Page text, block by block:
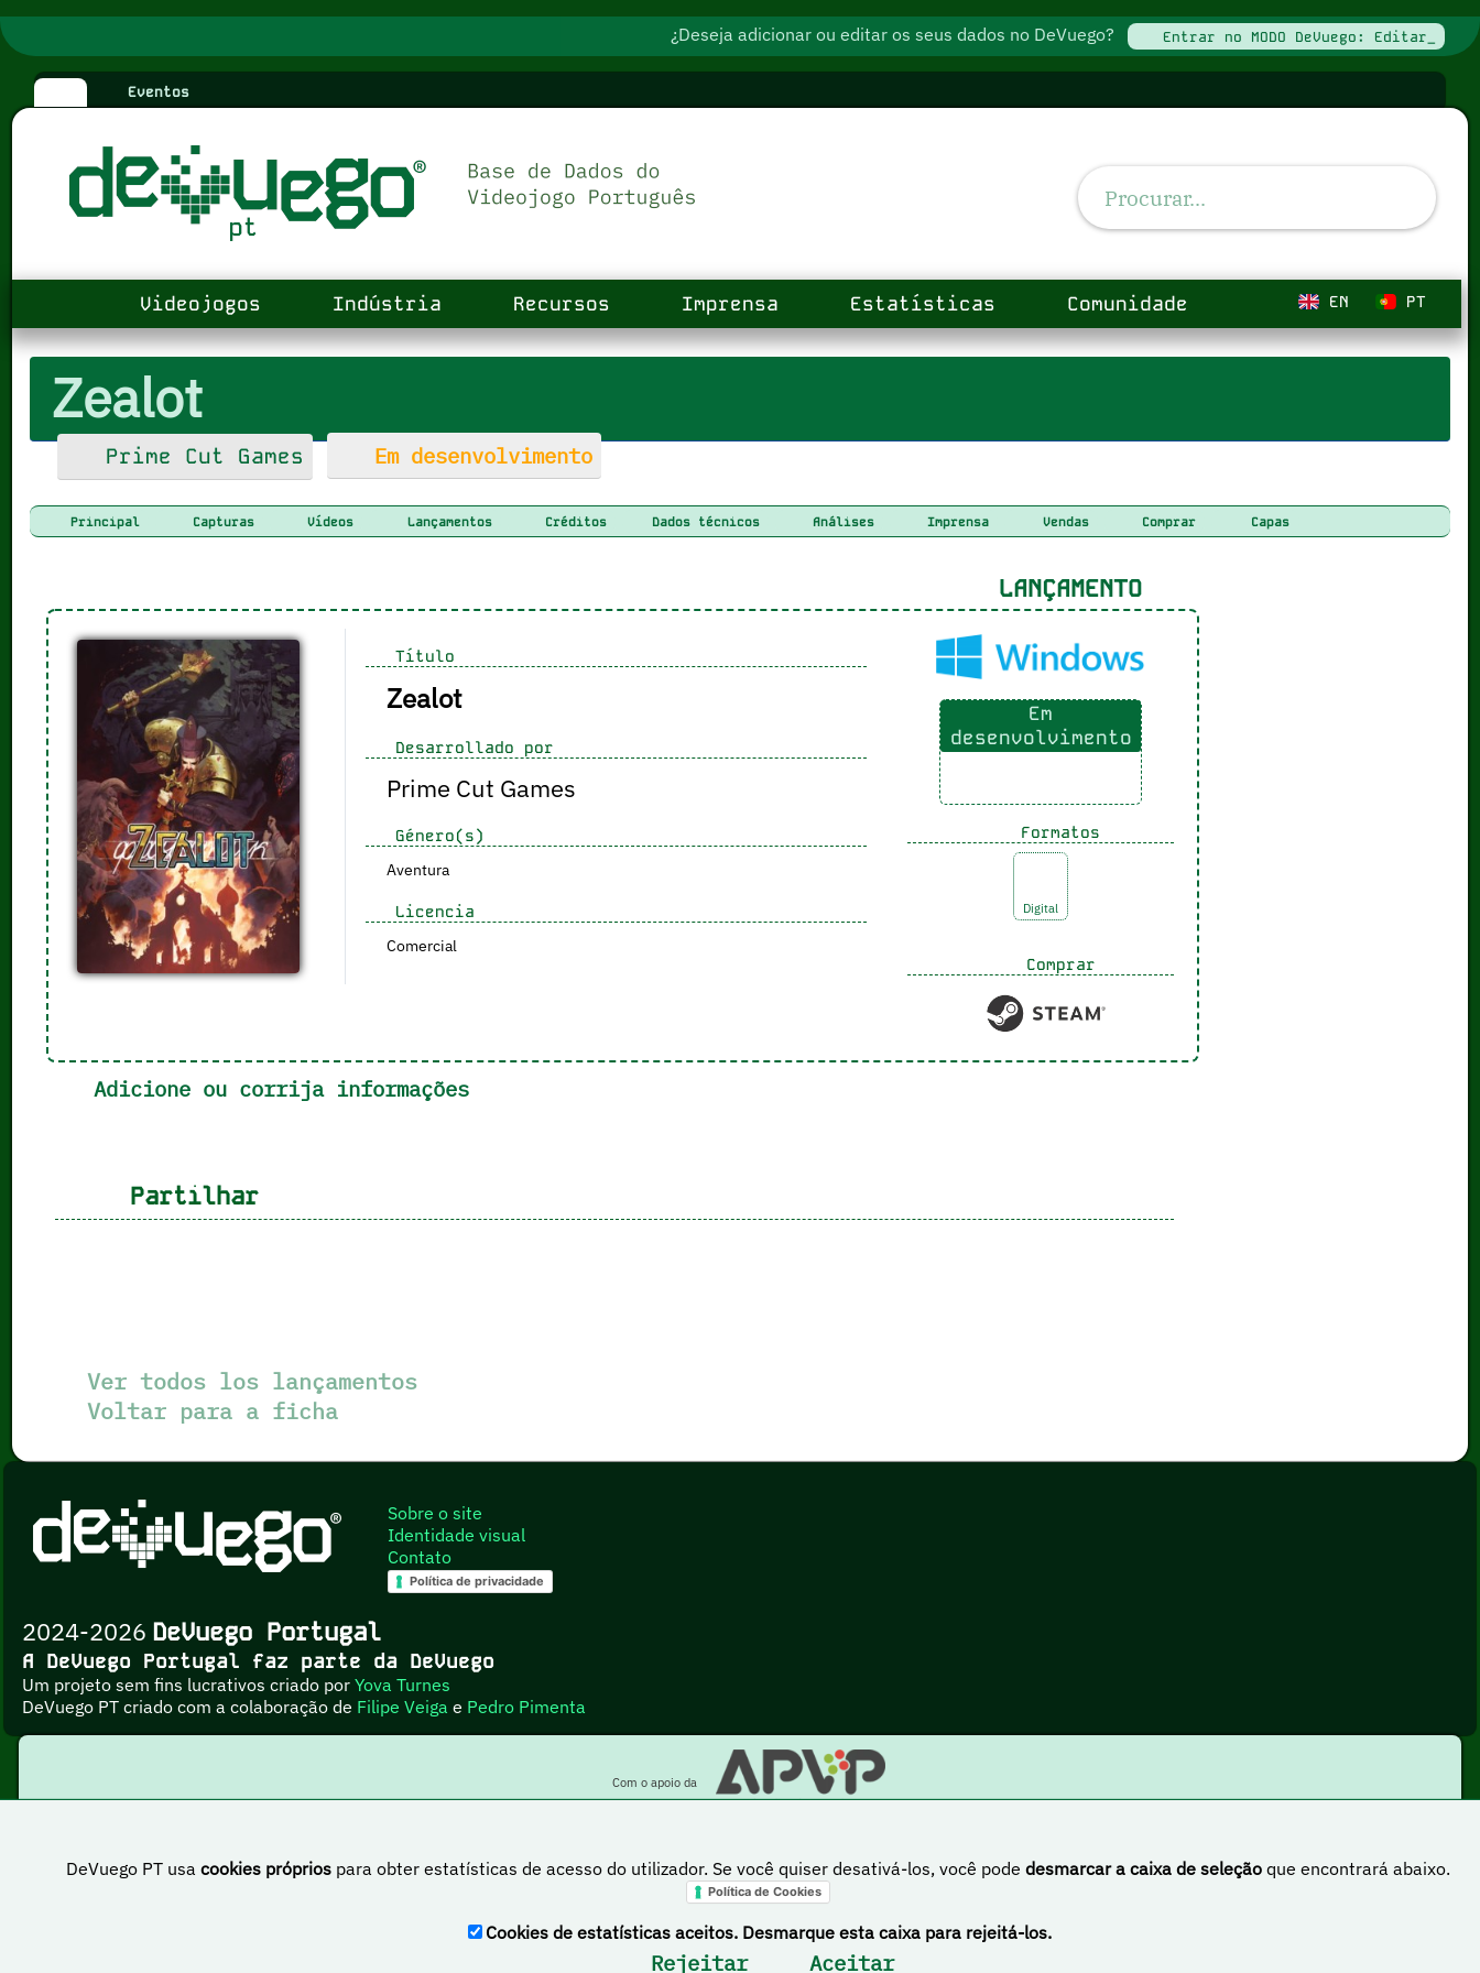
¿Deseja adicionar ou editar os seus dados no DeVuego? Entrar no MODO DeVuego: Editar_
Eventos
Videojogos Indústria Recursos Imprensa Estatísticas Comunidade PT
EN
Zealot
Prime Cut Games Em desenvolvimento
Principal Capturas Vídeos Lançamentos Créditos Dados técnicos Análises Imprensa Vendas Comprar Capas
LANÇAMENTO
Em
desenvolvimento
Formatos
Digital
Comprar
Título
Zealot
Desarrollado por
Prime Cut Games
Género(s)
Aventura
Licencia
Comercial
Adicione ou corrija informações
Partilhar
Ver todos los lançamentos
Voltar para a ficha
DeVuego PT usa cookies própriospara obter estatísticas de acesso do utilizador. Se você quiser desativá-los, você pode desmarcar a caixa de seleçãoque encontrará abaixo.
Política de Cookies
Cookies de estatísticas aceitos. Desmarque esta caixa para rejeitá-los.
Rejeitar Aceitar
Sobre o site
Identidade visual
Contato
Política de privacidade
2024-2026 DeVuego Portugal
A DeVuego Portugal faz parte da DeVuego
Um projeto sem fins lucrativos criado porYova Turnes
DeVuego PT criado com a colaboração de Filipe Veiga e Pedro Pimenta
Com o apoio da
Esta obra está sob uma licença Creative Commons Atribuição-NãoComercial-PartilhaIgual 4.0 Internacional